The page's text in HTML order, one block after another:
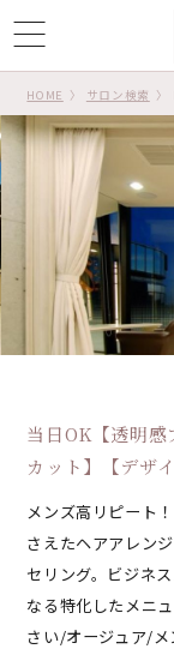
HOME サロン検索
当日OK【透明感
カット】【デザ
メンズ高リピート
さえたヘアアレン
セリング。ビジネ
なる特化したメニ
さい/オージュア/